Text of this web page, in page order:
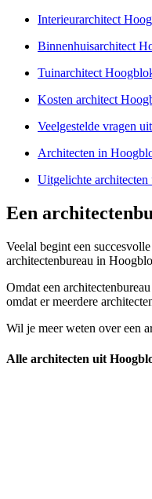
Interieurarchitect
Binnenhuisarchitect
Tuinarchitect
Kosten architect
Veelgestelde vragen
Architecten in
Uitgelichte
Een
Veelal begint een
architectenbureau in
Omdat een
omdat er meerdere
Wil je meer weten over een
Alle architecten uit